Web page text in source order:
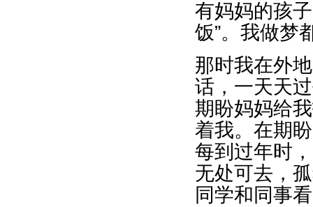
有妈妈的孩
饭”。我做梦
那时我在外
话，一天天
期盼妈妈给
着我。在期
每到过年时
无处可去，
同学和同事